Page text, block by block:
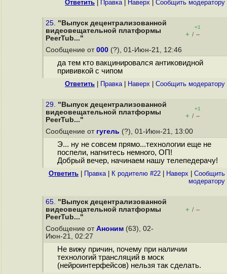
Ответить Правка| Наверх Cообщить модератору
25. "Выпуск децентрализованной
видеовещательной платформы
PeerTub..."
+1
+ / –
Сообщение от 000 (?), 01-Июн-21, 12:46
да тем кто вакцинировался антиковидной
прививкой с чипом
Ответить Правка| Наверх Cообщить модератору
29. "Выпуск децентрализованной
видеовещательной платформы
PeerTub..."
+1
+ / –
Сообщение от гугель (?), 01-Июн-21, 13:00
Э... ну не совсем прямо...технологии еще не
поспели, нагнитесь немного, ОП!
Добрый вечер, начинаем нашу телепедерачу!
Ответить Правка| К родителю #22 Наверх
Cообщить
модератору
65. "Выпуск децентрализованной
видеовещательной платформы
PeerTub..."
+ / –
Сообщение от Аноним (63), 02-
Июн-21, 02:27
Не вижу причин, почему при наличии
технологий трансляций в моск
(нейроинтерфейсов) нельзя так сделать.